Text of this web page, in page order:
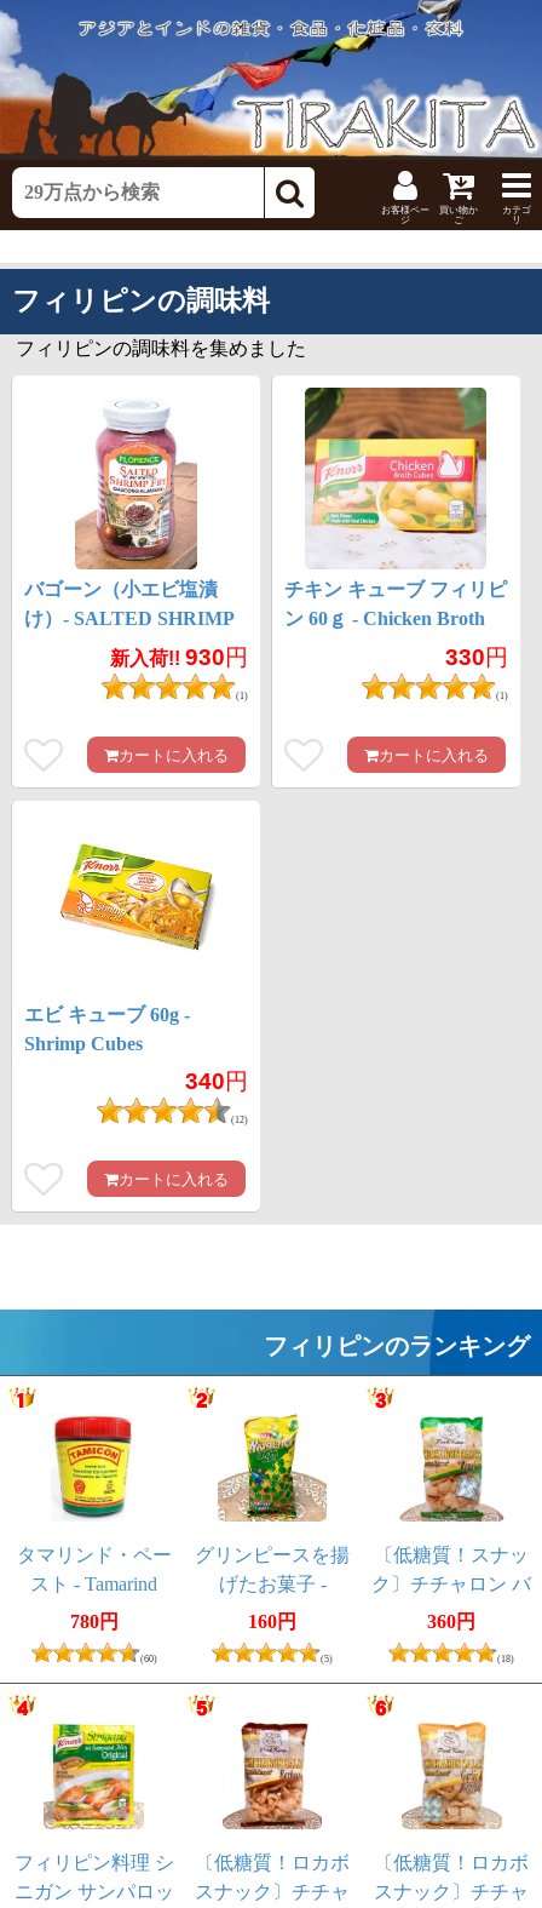
お客様ペー
ジ
買い物か
ご
カテゴ
リ
フィリピンの調味料
フィリピンの調味料を集めました
バゴーン（小エビ塩漬
け）- SALTED SHRIMP
新入荷!!930円
(1)
カートに入れる
チキン キューブ フィリピ
ン 60ｇ - Chicken Broth
Cubes 【KNORR】330円
(1)
カートに入れる
エビ キューブ 60g -
Shrimp Cubes
340円
(12)
カートに入れる
フィリピンのランキング
タマリンド・ペー
スト - Tamarind
Paste
780円
(60)
グリンピースを揚
げたお菓子 -
Mumcher Green
Peas[70g]
160円
(5)
〔低糖質！スナッ
ク〕チチャロン バ
ラット - 豚皮の唐
揚げ CHICHARON
BALAT Regular
〔Pork-King〕 糖
質オフ 国産
360円
(18)
フィリピン料理 シ
ニガン サンパロッ
〔低糖質！ロカボ
スナック〕チチャ
〔低糖質！ロカボ
スナック〕チチャ